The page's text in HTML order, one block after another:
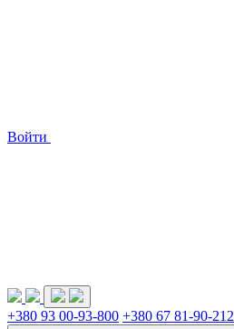
Войти
+380 93 00-93-800 +380 67 81-90-212